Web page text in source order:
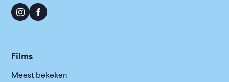
Films
Meest bekeken